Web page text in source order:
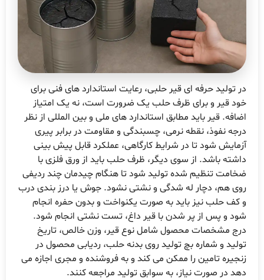
در تولید حرفه ای قیر حلبی، رعایت استاندارد های فنی برای
خود قیر و برای ظرف حلب یک ضرورت است، نه یک امتیاز
اضافه. قیر باید مطابق استاندارد های ملی و بین المللی از نظر
درجه نفوذ، نقطه نرمی، چسبندگی و مقاومت در برابر پیری
آزمایش شود تا در شرایط کارگاهی، عملکرد قابل پیش بینی
داشته باشد. از سوی دیگر، ظرف حلب باید از ورق فلزی با
ضخامت تنظیم شده تولید شود تا هنگام چیدمان چند ردیفی
روی هم، دچار له شدگی و نشتی نشود. جوش یا درز بندی درب
و کف حلب نیز باید به صورت یکنواخت و بدون حفره انجام
شود و پس از پر شدن با قیر داغ، تست نشتی انجام شود.
درج مشخصات محصول شامل نوع قیر، وزن خالص، تاریخ
تولید و شماره بچ تولید روی بدنه حلب، ردیابی محصول در
زنجیره تامین را ممکن می کند و به فروشنده و مجری اجازه می
دهد در صورت نیاز، به سوابق تولید مراجعه کنند.